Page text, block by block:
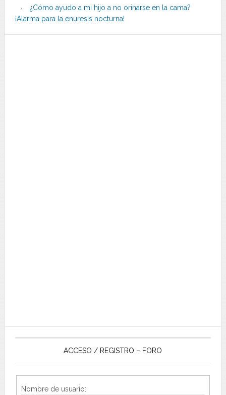
¿Cómo ayudo a mi hijo a no orinarse en la cama?
¡Alarma para la enuresis nocturna!
ACCESO / REGISTRO – FORO
Nombre de usuario: